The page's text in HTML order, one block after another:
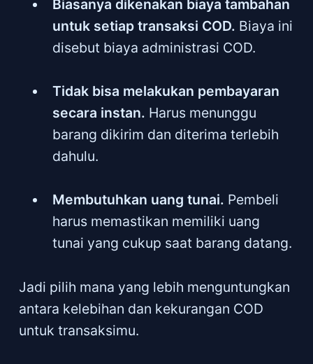
Biasanya dikenakan biaya tambahan
untuk setiap transaksi COD. Biaya ini
disebut biaya administrasi COD.
Tidak bisa melakukan pembayaran
secara instan. Harus menunggu
barang dikirim dan diterima terlebih
dahulu.
Membutuhkan uang tunai. Pembeli
harus memastikan memiliki uang
tunai yang cukup saat barang datang.
Jadi pilih mana yang lebih menguntungkan
antara kelebihan dan kekurangan COD
untuk transaksimu.